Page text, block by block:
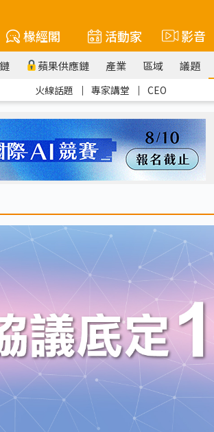
椽經閣 活動家 影音
蘋果供應鏈 產業 區域 議題
火線話題 ｜ 專家講堂 ｜ CEO